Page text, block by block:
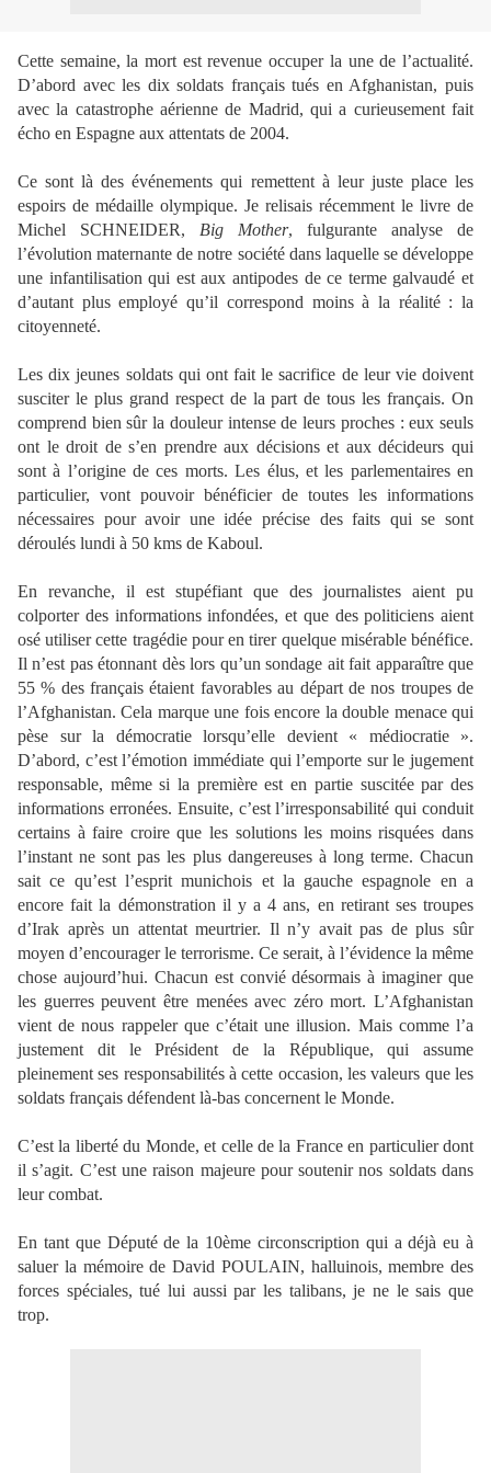
Cette semaine, la mort est revenue occuper la une de l’actualité.
D’abord avec les dix soldats français tués en Afghanistan, puis
avec la catastrophe aérienne de Madrid, qui a curieusement fait
écho en Espagne aux attentats de 2004.
Ce sont là des événements qui remettent à leur juste place les
espoirs de médaille olympique. Je relisais récemment le livre de
Michel SCHNEIDER, Big Mother, fulgurante analyse de
l’évolution maternante de notre société dans laquelle se développe
une infantilisation qui est aux antipodes de ce terme galvaudé et
d’autant plus employé qu’il correspond moins à la réalité : la
citoyenneté.
Les dix jeunes soldats qui ont fait le sacrifice de leur vie doivent
susciter le plus grand respect de la part de tous les français. On
comprend bien sûr la douleur intense de leurs proches : eux seuls
ont le droit de s’en prendre aux décisions et aux décideurs qui
sont à l’origine de ces morts. Les élus, et les parlementaires en
particulier, vont pouvoir bénéficier de toutes les informations
nécessaires pour avoir une idée précise des faits qui se sont
déroulés lundi à 50 kms de Kaboul.
En revanche, il est stupéfiant que des journalistes aient pu
colporter des informations infondées, et que des politiciens aient
osé utiliser cette tragédie pour en tirer quelque misérable bénéfice.
Il n’est pas étonnant dès lors qu’un sondage ait fait apparaître que
55 % des français étaient favorables au départ de nos troupes de
l’Afghanistan. Cela marque une fois encore la double menace qui
pèse sur la démocratie lorsqu’elle devient « médiocratie ».
D’abord, c’est l’émotion immédiate qui l’emporte sur le jugement
responsable, même si la première est en partie suscitée par des
informations erronées. Ensuite, c’est l’irresponsabilité qui conduit
certains à faire croire que les solutions les moins risquées dans
l’instant ne sont pas les plus dangereuses à long terme. Chacun
sait ce qu’est l’esprit munichois et la gauche espagnole en a
encore fait la démonstration il y a 4 ans, en retirant ses troupes
d’Irak après un attentat meurtrier. Il n’y avait pas de plus sûr
moyen d’encourager le terrorisme. Ce serait, à l’évidence la même
chose aujourd’hui. Chacun est convié désormais à imaginer que
les guerres peuvent être menées avec zéro mort. L’Afghanistan
vient de nous rappeler que c’était une illusion. Mais comme l’a
justement dit le Président de la République, qui assume
pleinement ses responsabilités à cette occasion, les valeurs que les
soldats français défendent là-bas concernent le Monde.
C’est la liberté du Monde, et celle de la France en particulier dont
il s’agit. C’est une raison majeure pour soutenir nos soldats dans
leur combat.
En tant que Député de la 10ème circonscription qui a déjà eu à
saluer la mémoire de David POULAIN, halluinois, membre des
forces spéciales, tué lui aussi par les talibans, je ne le sais que
trop.